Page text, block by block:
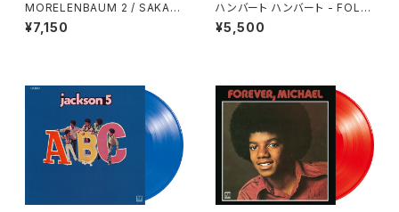
MORELENBAUM 2 / SAKAM
OTO - CASA - 2026 Rema
ster(2LP)
¥7,150
ハンバート ハンバート - FOLK
2(LP)
¥5,500